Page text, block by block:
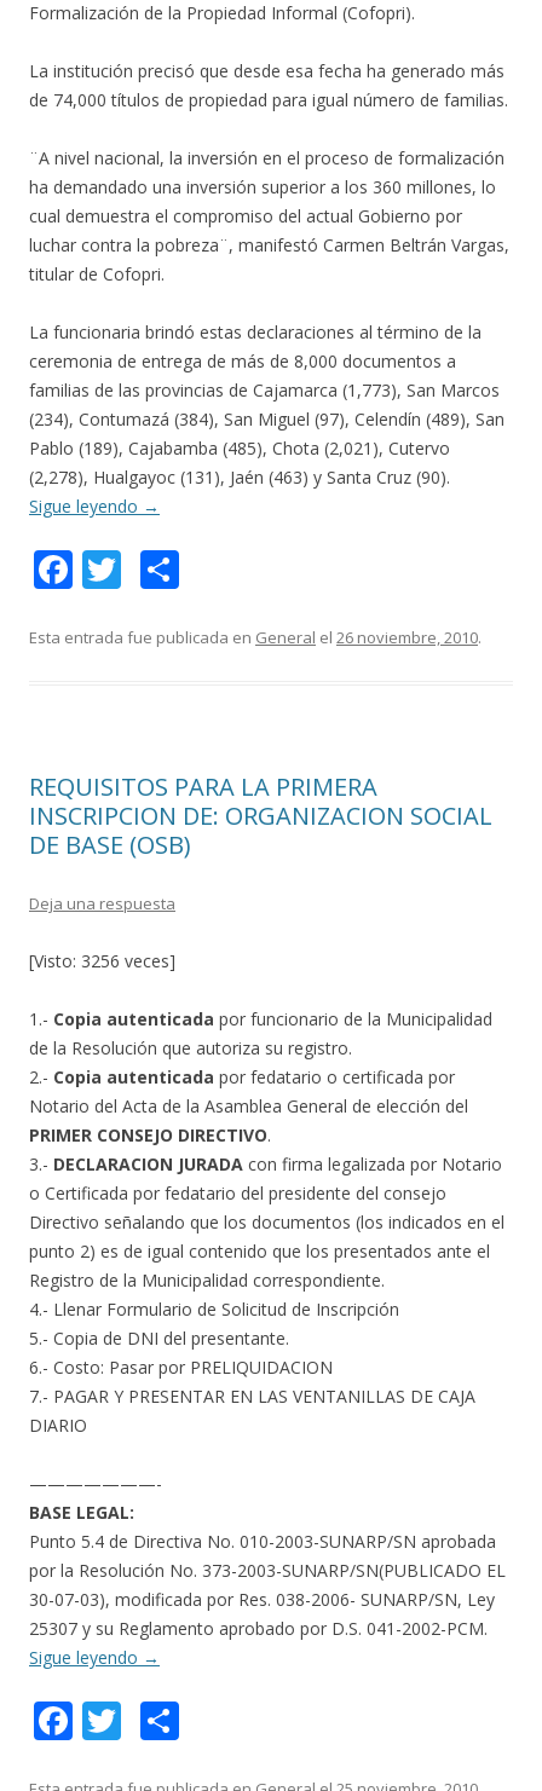
Formalización de la Propiedad Informal (Cofopri).
La institución precisó que desde esa fecha ha generado más
de 74,000 títulos de propiedad para igual número de familias.
¨A nivel nacional, la inversión en el proceso de formalización
ha demandado una inversión superior a los 360 millones, lo
cual demuestra el compromiso del actual Gobierno por
luchar contra la pobreza¨, manifestó Carmen Beltrán Vargas,
titular de Cofopri.
La funcionaria brindó estas declaraciones al término de la
ceremonia de entrega de más de 8,000 documentos a
familias de las provincias de Cajamarca (1,773), San Marcos
(234), Contumazá (384), San Miguel (97), Celendín (489), San
Pablo (189), Cajabamba (485), Chota (2,021), Cutervo
(2,278), Hualgayoc (131), Jaén (463) y Santa Cruz (90).
Sigue leyendo →
F
e
k
T
itt m
r
Esta entrada fue publicada en General el 26 noviembre, 2010.
REQUISITOS PARA LA PRIMERA
INSCRIPCION DE: ORGANIZACION SOCIAL
DE BASE (OSB)
Deja una respuesta
[Visto: 3256 veces]
1.- Copia autenticada por funcionario de la Municipalidad
de la Resolución que autoriza su registro.
2.- Copia autenticada por fedatario o certificada por
Notario del Acta de la Asamblea General de elección del
PRIMER CONSEJO DIRECTIVO.
3.- DECLARACION JURADA con firma legalizada por Notario
o Certificada por fedatario del presidente del consejo
Directivo señalando que los documentos (los indicados en el
punto 2) es de igual contenido que los presentados ante el
Registro de la Municipalidad correspondiente.
4.- Llenar Formulario de Solicitud de Inscripción
5.- Copia de DNI del presentante.
6.- Costo: Pasar por PRELIQUIDACION
7.- PAGAR Y PRESENTAR EN LAS VENTANILLAS DE CAJA
DIARIO
———————-
BASE LEGAL:
Punto 5.4 de Directiva No. 010-2003-SUNARP/SN aprobada
por la Resolución No. 373-2003-SUNARP/SN(PUBLICADO EL
30-07-03), modificada por Res. 038-2006- SUNARP/SN, Ley
25307 y su Reglamento aprobado por D.S. 041-2002-PCM.
Sigue leyendo →
F T